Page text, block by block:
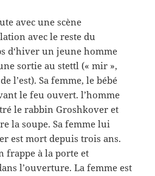
avec une scène
avec le reste du
d‘hiver un jeune homme
sortie au stettl (« mir »,
l’est). Sa femme, le bébé
le feu ouvert. l’homme
le rabbin Groshkover et
la soupe. Sa femme lui
est mort depuis trois ans.
frappe à la porte et
l’ouverture. La femme est